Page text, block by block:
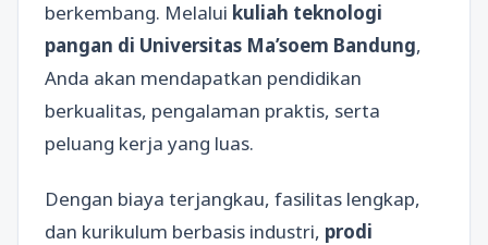
berkembang. Melalui kuliah teknologi
pangan di Universitas Ma’soem Bandung,
Anda akan mendapatkan pendidikan
berkualitas, pengalaman praktis, serta
peluang kerja yang luas.
Dengan biaya terjangkau, fasilitas lengkap,
dan kurikulum berbasis industri, prodi